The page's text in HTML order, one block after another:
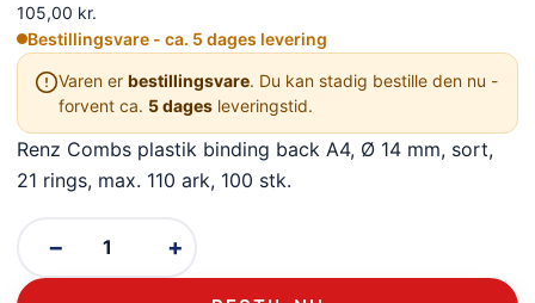
105,00 kr.
Bestillingsvare - ca. 5 dages levering
Varen er bestillingsvare. Du kan stadig bestille den nu -
forvent ca. 5 dages leveringstid.
Renz Combs plastik binding back A4, Ø 14 mm, sort,
21 rings, max. 110 ark, 100 stk.
− +